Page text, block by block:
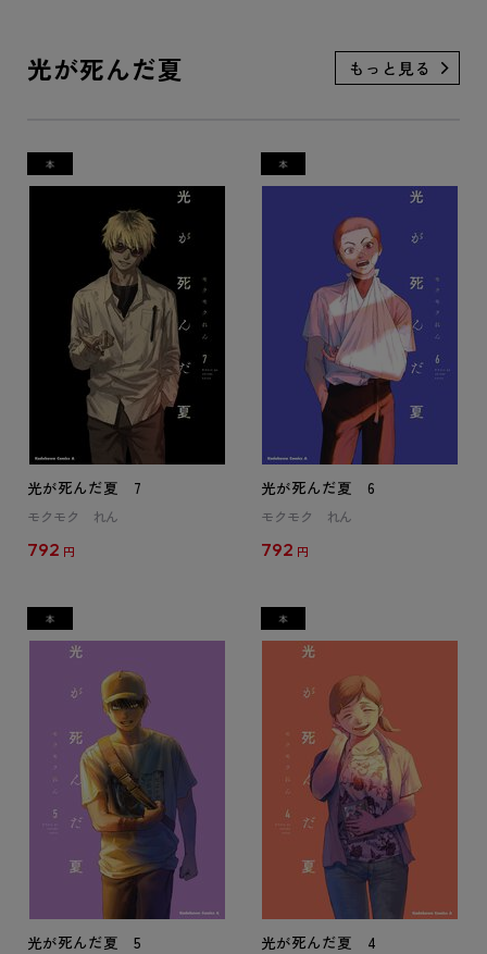
光が死んだ夏
光が死んだ夏 7
モクモク れん
792 円
光が死んだ夏 6
モクモク れん
792 円
光が死んだ夏 5 光が死んだ夏 4